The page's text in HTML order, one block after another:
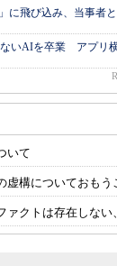
に飛び込み、当事者
いAIを卒業 アプリ
いて
虚構についておもう
ァクトは存在しな